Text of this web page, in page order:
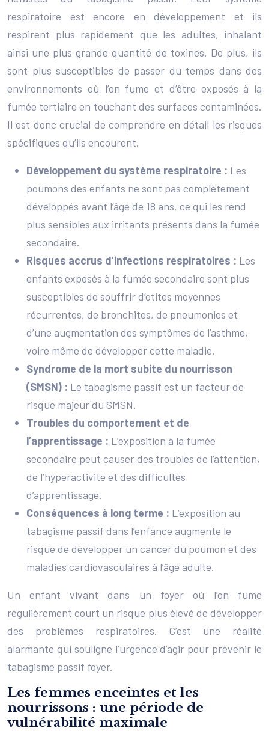
respiratoire est encore en développement et ils
respirent plus rapidement que les adultes, inhalant
ainsi une plus grande quantité de toxines. De plus, ils
sont plus susceptibles de passer du temps dans des
environnements où l’on fume et d’être exposés à la
fumée tertiaire en touchant des surfaces contaminées.
Il est donc crucial de comprendre en détail les risques
spécifiques qu’ils encourent.
Développement du système respiratoire : Les
poumons des enfants ne sont pas complètement
développés avant l’âge de 18 ans, ce qui les rend
plus sensibles aux irritants présents dans la fumée
secondaire.
Risques accrus d’infections respiratoires : Les
enfants exposés à la fumée secondaire sont plus
susceptibles de souffrir d’otites moyennes
récurrentes, de bronchites, de pneumonies et
d’une augmentation des symptômes de l’asthme,
voire même de développer cette maladie.
Syndrome de la mort subite du nourrisson
(SMSN) : Le tabagisme passif est un facteur de
risque majeur du SMSN.
Troubles du comportement et de
l’apprentissage : L’exposition à la fumée
secondaire peut causer des troubles de l’attention,
de l’hyperactivité et des difficultés
d’apprentissage.
Conséquences à long terme : L’exposition au
tabagisme passif dans l’enfance augmente le
risque de développer un cancer du poumon et des
maladies cardiovasculaires à l’âge adulte.
Un enfant vivant dans un foyer où l’on fume
régulièrement court un risque plus élevé de développer
des problèmes respiratoires. C’est une réalité
alarmante qui souligne l’urgence d’agir pour prévenir le
tabagisme passif foyer.
Les femmes enceintes et les
nourrissons : une période de
vulnérabilité maximale